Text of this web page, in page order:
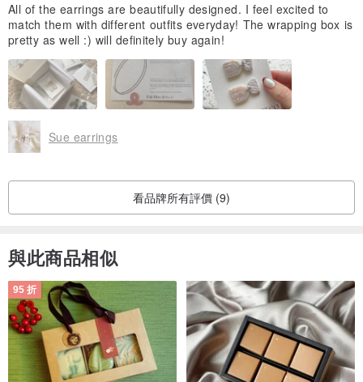
All of the earrings are beautifully designed. I feel excited to
match them with different outfits everyday! The wrapping box is
pretty as well :) will definitely buy again!
Sue earrings
看品牌所有評價 (9)
與此商品相似
95 折